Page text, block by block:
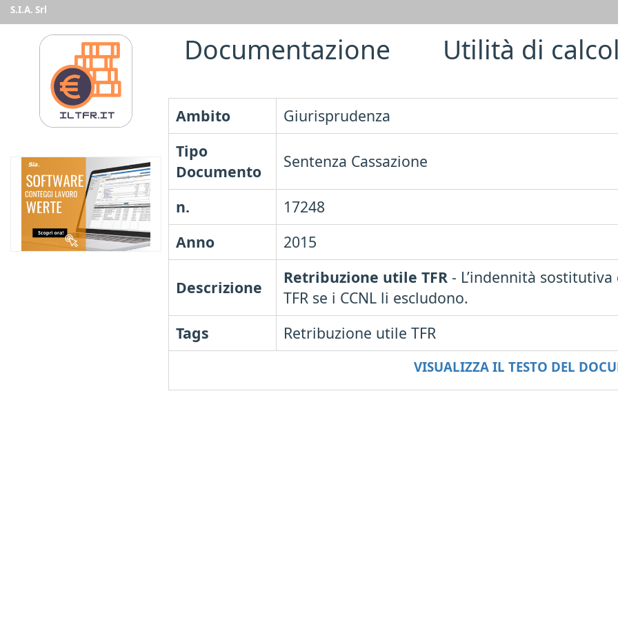
S.I.A. Srl
Documentazione Utilità di
Ambito
Giurisprudenza
Tipo
Documento
Sentenza Cassazione
n.
17248
Anno
2015
Descrizione
Retribuzione utile TFR - L’indennità
TFR se i CCNL li escludono.
Tags
Retribuzione utile TFR
VISUALIZZA IL TESTO DEL